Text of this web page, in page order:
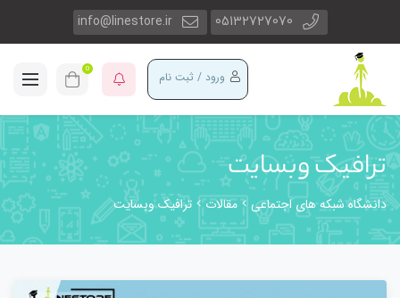
05132727070
info@linestore.ir
ورود / ثبت نام 0
ترافیک وبسایت
دانشگاه شبکه های اجتماعی مقالات ترافیک وبسایت